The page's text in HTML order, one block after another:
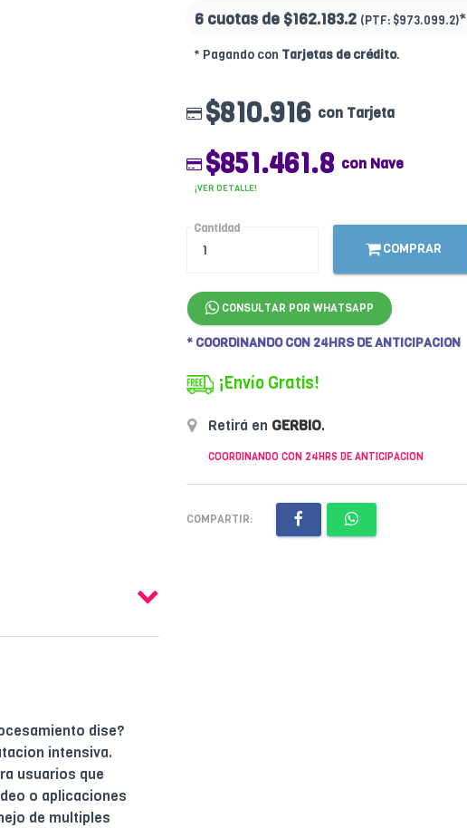
6 cuotas de $162.183.2 (PTF: $973.099.2)*
* Pagando con Tarjetas de crédito.
$810.916 con Tarjeta
$851.461.8 con Nave
¡VER DETALLE!
Cantidad
COMPRAR
CONSULTAR POR WHATSAPP
* COORDINANDO CON 24HRS DE ANTICIPACION
¡Envío Gratis!
Retirá en GERBIO.
COORDINANDO CON 24HRS DE ANTICIPACION
COMPARTIR:
dise?
intensiva.
usuarios que
o aplicaciones
de multiples